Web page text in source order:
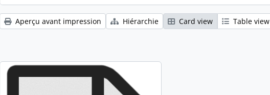
Aperçu avant impression Hiérarchie Card view Table view